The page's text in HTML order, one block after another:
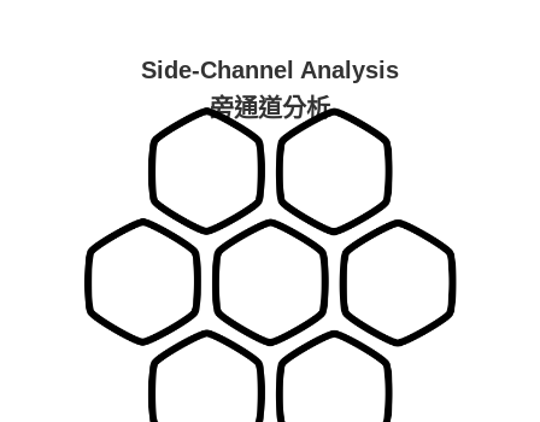
Side-Channel Analysis
旁通道分析